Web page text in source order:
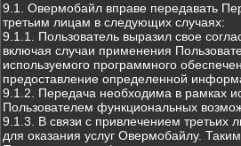
9.1. Овермобайл вправе передавать
третьим лицам в следующих случаях:
9.1.1. Пользователь выразил свое
включая случаи применения
используемого программного
предоставление определенной
9.1.2. Передача необходима в рамках
Пользователем функциональных
9.1.3. В связи с привлечением третьих
для оказания услуг Овермобайлу.